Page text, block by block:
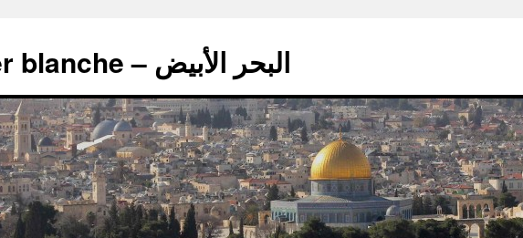
La mer blanche – البحر الأبيض